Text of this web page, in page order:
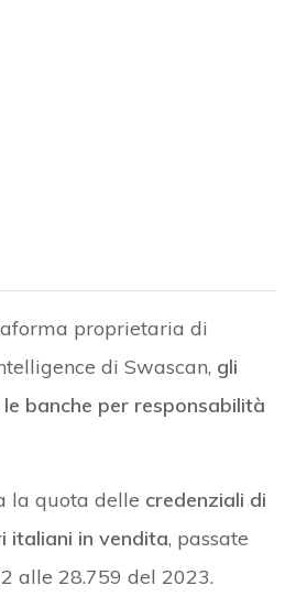
proprietaria di
di Swascan, gli
banche per responsabilità
la quota delle credenziali di
italiani in vendita, passate
alle 28.759 del 2023.